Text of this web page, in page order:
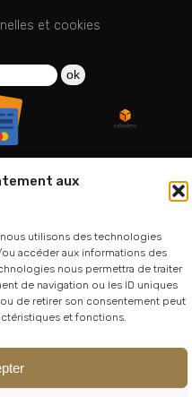
aux
utilisons des technologies
accéder aux informations des
nous permettra de traiter
de navigation ou les ID uniques
de retirer son consentement peut
et fonctions.
et cookies
ok
01 75 33 00 85